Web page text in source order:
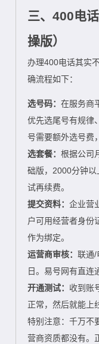
三、400电
操版）
办理400电话其实
确流程如下：
选号码：在服务商
优先选尾号有规律
号需要额外选号费
选套餐：根据公司
础版，2000分钟以
试再续费。
提交资料：企业营
户可用经营者身份
作为绑定。
运营商审核：联通/
日。易号网有直连
开通测试： 收到账
正常，然后就能上
特别注意：千万不
营商资质都没有。